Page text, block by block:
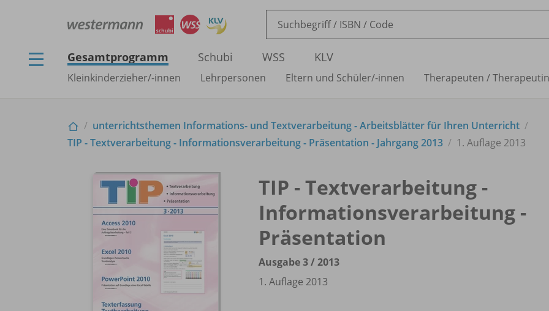
Gesamtprogramm Schubi WSS KLV
Kleinkinderzieher/-innen Lehrpersonen Eltern und Schüler/-innen Therapeuten /
unterrichtsthemen Informations- und Textverarbeitung - Arbeitsblätter für Ihren Unterricht
TIP - Textverarbeitung - Informationsverarbeitung - Präsentation - Jahrgang 2013
1. Auflage 2013
TIP - Textverarbeitung -
Informationsverarbeitung -
Präsentation
Ausgabe 3 /2013
1. Auflage 2013